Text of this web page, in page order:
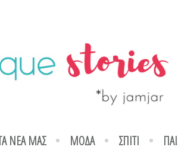
ΝΕΑ ΜΑΣ ΜΟΔΑ ΣΠΙΤΙ